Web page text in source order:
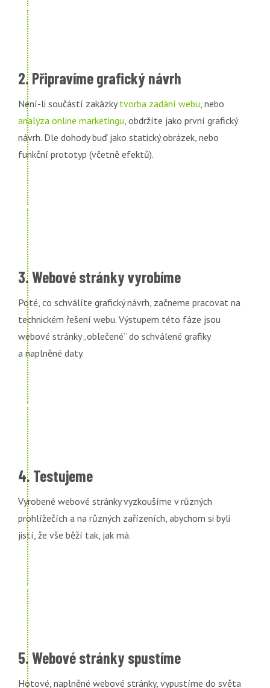
2. Připravíme grafický návrh
Není-li součástí zakázkytvorba zadání webu, nebo
analýza online marketingu, obdržíte jako první grafický
návrh. Dle dohody buď jako statický obrázek, nebo
funkční prototyp (včetně efektů).
3. Webové stránky vyrobíme
Poté, co schválíte grafický návrh, začneme pracovat na
technickém řešení webu. Výstupem této fáze jsou
webové stránky „oblečené“ do schválené grafiky
a naplněné daty.
4. Testujeme
Vyrobené webové stránky vyzkoušíme v různých
prohlížečích a na různých zařízeních, abychom si byli
jistí, že vše běží tak, jak má.
5. Webové stránky spustíme
Hotové, naplněné webové stránky, vypustíme do světa